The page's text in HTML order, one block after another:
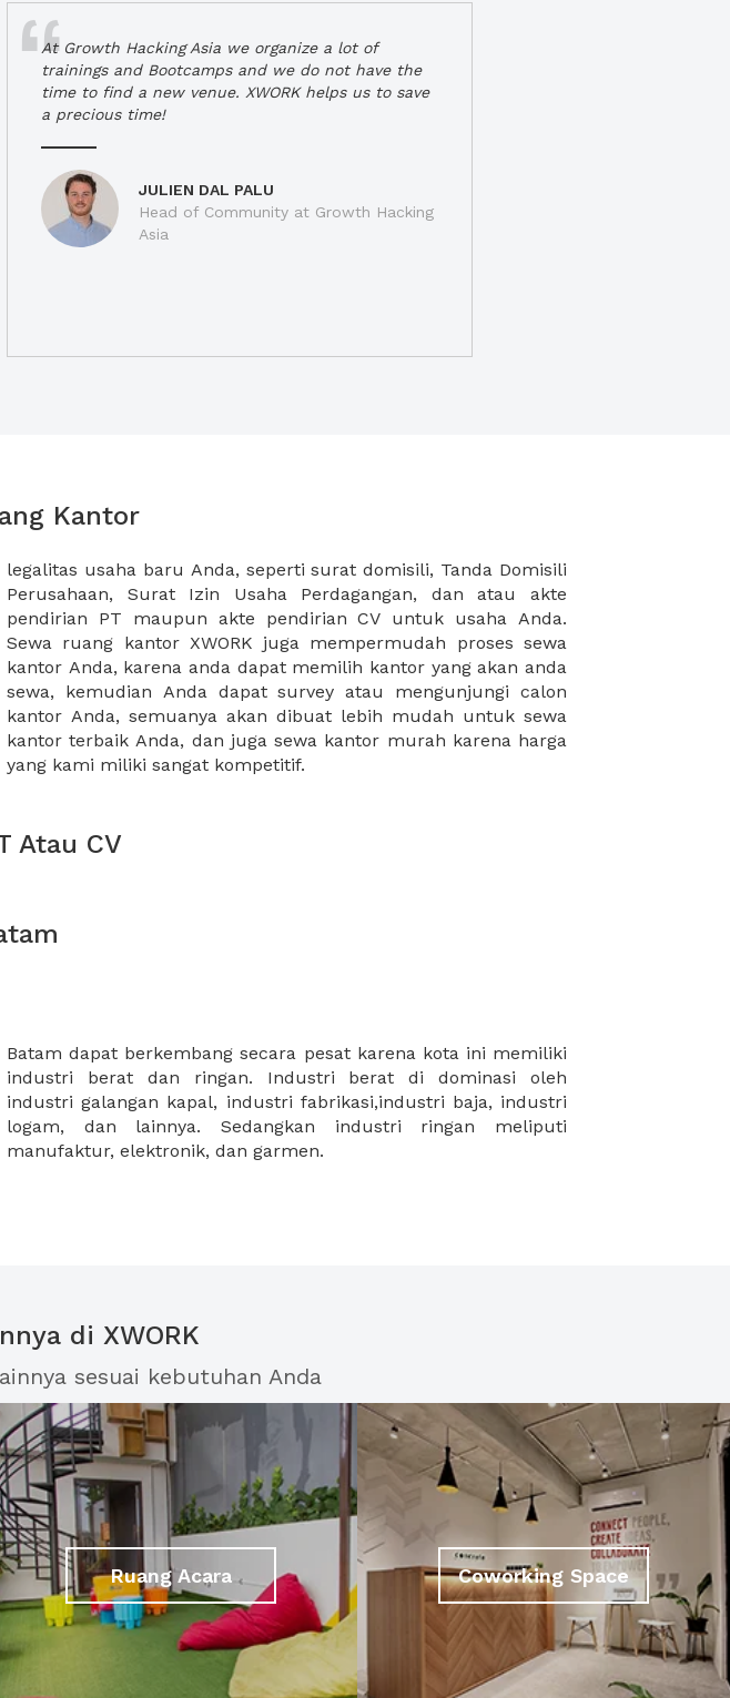
At Growth Hacking Asia we organize a lot of
trainings and Bootcamps and we do not have the
time to find a new venue. XWORK helps us to save
a precious time!
JULIEN DAL PALU
Head of Community at Growth Hacking
Asia
Kantor
yang kami miliki sangat kompetitif.
Atau CV
manufaktur, elektronik, dan garmen.
di XWORK
sesuai kebutuhan Anda
Ruang Acara Coworking Space